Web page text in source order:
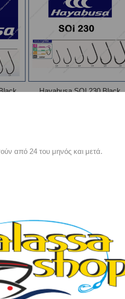
Hayabusa SOI 230 Black
HYABUSA CRL 186
Από €3,15
από 24 του μηνός και μετά.